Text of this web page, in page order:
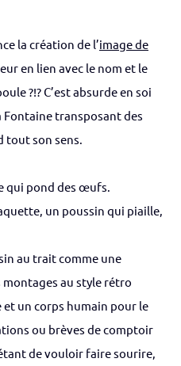
la création de l’image de
en lien avec le nom et le
?!? C’est absurde en soi
Fontaine transposant des
tout son sens.
qui pond des œufs.
un poussin qui piaille,
au trait comme une
au style rétro
un corps humain pour le
ou brèves de comptoir
de vouloir faire sourire,